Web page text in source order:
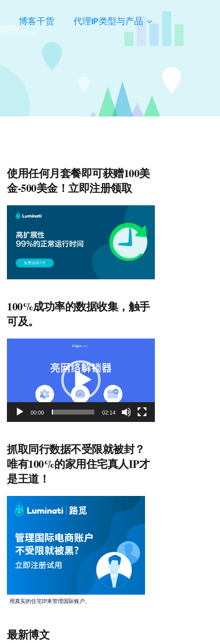
博客干货 代理IP类型与产品
使用任何月套餐即可获赠100美
金-500美金！立即注册领取
100%成功率的数据收集，触手
可及。
器
00:00 02:14
抓取同行数据不受限就被封？
唯有100%的家用住宅真人IP才
是王道！
用真实的住宅IP来管理国际账户。
最新博文